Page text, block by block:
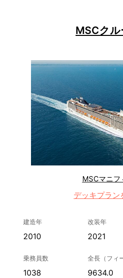
MSCクル
MSCマニフ
デッキプラン
建造年
2010
改装年
2021
乗務員数
1038
全長（フィ
9634.0